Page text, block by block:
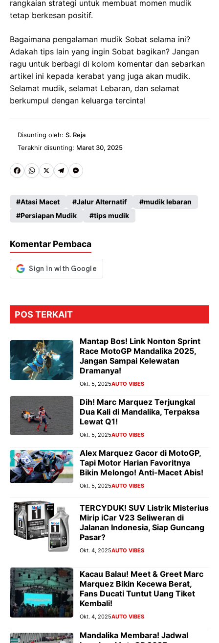
rangkaian strategi untuk membuat momen mudik
tetap berkesan positif.
Bagaimana pengalaman mudik Sobat selama ini?
Adakah tips lain yang ingin Sobat bagikan? Jangan
ragu untuk berbagi di kolom komentar dan sebarkan
artikel ini kepada kerabat yang juga akan mudik.
Selamat mudik, selamat Lebaran, dan selamat
berkumpul dengan keluarga tercinta!
Disunting oleh: S. Reja
Terakhir disunting: Maret 30, 2025
Fa
b
o
k
W
ts
A
p
X
Te
gr
a
M
se
n
er
Atasi Macet Jalur Alternatif
mudik lebaran
Persiapan Mudik
tips mudik
Komentar Pembaca
POS TERKAIT
Mantap Bos! Link Nonton Sprint
Race MotoGP Mandalika 2025,
Jangan Sampai Kelewatan
Dramanya!
Okt. 5, 2025AUTO VIBES
Dih! Marc Marquez Terjungkal
Dua Kali di Mandalika, Terpaksa
Lewat Q1!
Okt. 5, 2025AUTO VIBES
Alex Marquez Gacor di MotoGP,
Tapi Motor Harian Favoritnya
Bikin Melongo! Anti-Macet Abis!
Okt. 5, 2025AUTO VIBES
TERCYDUK! SUV Listrik Misterius
Mirip iCar V23 Seliweran di
Jalanan Indonesia, Siap Guncang
Pasar?
Okt. 4, 2025AUTO VIBES
Kacau Balau! Meet & Greet Marc
Marquez Bikin Kecewa Berat,
Fans Ducati Tuntut Uang Tiket
Kembali!
Okt. 4, 2025AUTO VIBES
Mandalika Membara! Jadwal